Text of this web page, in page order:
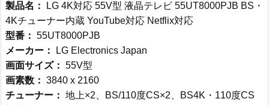
製品名：
LG 4K対応 55V型 液晶テレビ 55UT8000PJB BS・
4Kチューナー内蔵 YouTube対応 Netflix対応
型番： 55UT8000PJB
メーカー：
LG Electronics Japan
画面サイズ： 55V型
画素数： 3840 x 2160
チューナー： 地上×2、BS/110度CS×2、BS4K・110度CS